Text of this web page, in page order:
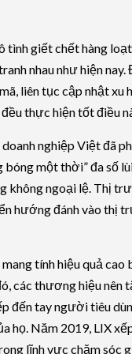
tình giết chết hàng
nhau như hiện
liên tục cập nhật
thực hiện tốt điều
nghiệp Việt đã
một thời” đa số
ngoại lệ. Thị
hướng đánh vào thị
tính hiệu quả
các thương hiệu nên
đến tay người tiêu
họ. Năm 2019, LIX
lĩnh vực chăm sóc